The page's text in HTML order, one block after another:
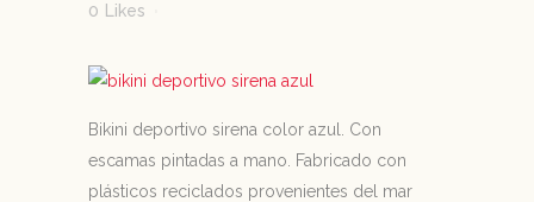
0
Likes
Bikini deportivo sirena color azul. Con
escamas pintadas a mano. Fabricado con
plásticos reciclados provenientes del mar